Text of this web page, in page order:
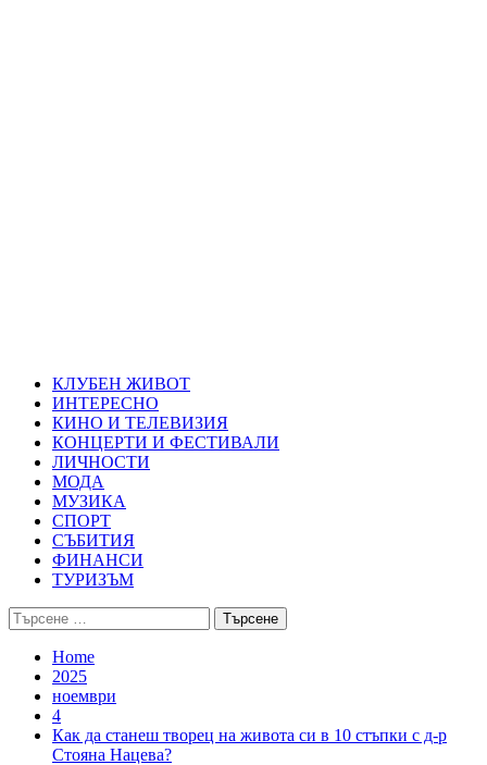
КЛУБЕН ЖИВОТ
ИНТЕРЕСНО
КИНО И ТЕЛЕВИЗИЯ
КОНЦЕРТИ И ФЕСТИВАЛИ
ЛИЧНОСТИ
МОДА
МУЗИКА
СПОРТ
СЪБИТИЯ
ФИНАНСИ
ТУРИЗЪМ
Търсене
за:
Home
2025
ноември
4
Как да станеш творец на живота си в 10 стъпки с д-р
Стояна Нацева?